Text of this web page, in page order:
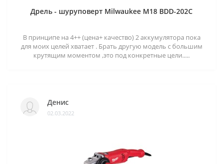
Дрель - шуруповерт Milwaukee M18 BDD-202C
В принципе на 4++ (цена+ качество) 2 аккумулятора пока
для моих целей хватает . Брать другую модель с большим
крутящим моментом ,это под конкретные цели.....
Денис
02.03.2022